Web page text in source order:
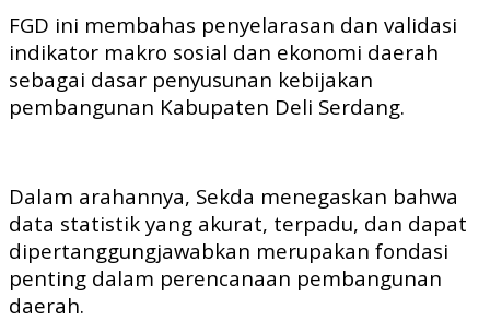
FGD ini membahas penyelarasan dan validasi
indikator makro sosial dan ekonomi daerah
sebagai dasar penyusunan kebijakan
pembangunan Kabupaten Deli Serdang.
Dalam arahannya, Sekda menegaskan bahwa
data statistik yang akurat, terpadu, dan dapat
dipertanggungjawabkan merupakan fondasi
penting dalam perencanaan pembangunan
daerah.